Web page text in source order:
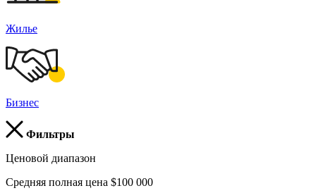
Жилье
Бизнес
Фильтры
Ценовой диапазон
Средняя полная цена $100 000